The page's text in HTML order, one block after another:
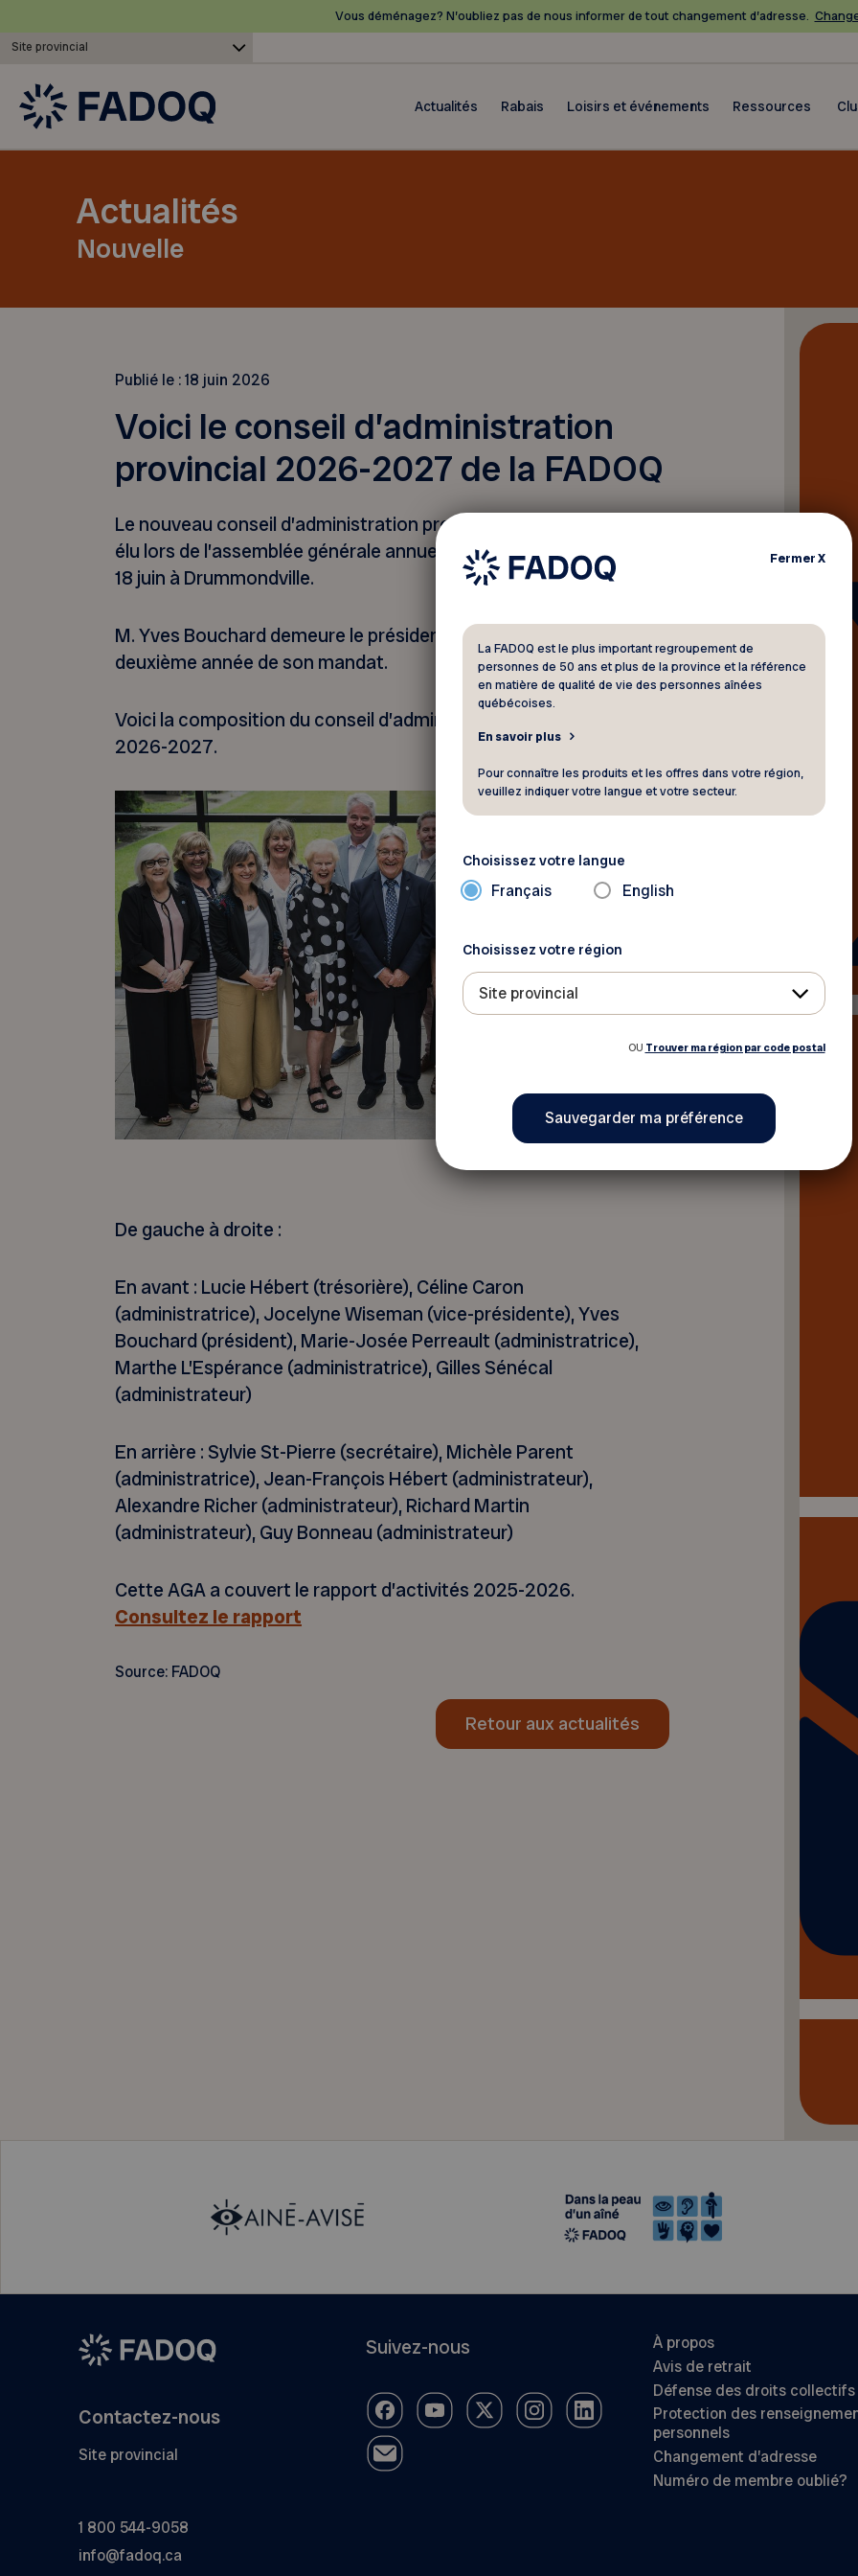
Vous déménagez? N’oubliez pas de nous informer de tout changement d’adresse.
Site provincial
Actualités Rabais Loisirs et événements Ressources
Actualités
Nouvelle
Publié le :18 juin 2026
Voici le conseil d’administration
provincial 2026-2027 de la FADOQ
Le nouveau conseil d’administration provincial de la FADOQ a été
élu lors de l’assemblée générale annuelle (AGA), qui se déroulait le
18 juin à Drummondville.
M. Yves Bouchard demeure le président de la FADOQ et entame la
deuxième année de son mandat.
Voici la composition du conseil d’administration pour l’année
2026-2027.
De gauche à droite :
En avant : Lucie Hébert (trésorière), Céline Caron
(administratrice), Jocelyne Wiseman (vice-présidente), Yves
Bouchard (président), Marie-Josée Perreault (administratrice),
Marthe L’Espérance (administratrice), Gilles Sénécal
(administrateur)
En arrière : Sylvie St-Pierre (secrétaire), Michèle Parent
(administratrice), Jean-François Hébert (administrateur),
Alexandre Richer (administrateur), Richard Martin
(administrateur), Guy Bonneau (administrateur)
Cette AGA a couvert le rapport d’activités 2025-2026.
Consultez le rapport
Source: FADOQ
Retour aux actualités
Contactez-nous
Site provincial
1 800 544-9058
info@fadoq.ca
Suivez-nous
À propos
Avis de retrait
Défense des droits collectifs
Protection des
personnels
Changement d’adresse
Numéro de membre oublié?
FermerX
La FADOQ est le plus important regroupement de
personnes de 50 ans et plus de la province et la référence
en matière de qualité de vie des personnes aînées
québécoises.
En savoir plus
Pour connaître les produits et les offres dans votre région,
veuillez indiquer votre langue et votre secteur.
Choisissez votre langue
Français English
Choisissez votre région
Site provincial
OU Trouver ma région par code postal